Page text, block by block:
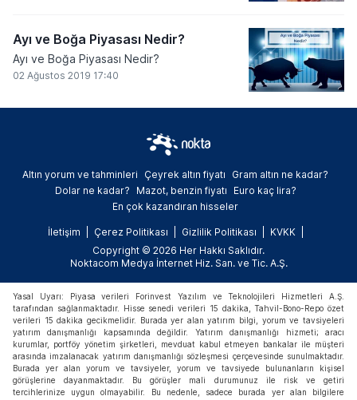
Ayı ve Boğa Piyasası Nedir?
Ayı ve Boğa Piyasası Nedir?
02 Ağustos 2019 17:40
Altın yorum ve tahminleri Çeyrek altın fiyatı
Gram altın ne kadar?
Dolar ne kadar?
Mazot, benzin fiyatı
Euro kaç lira?
En çok kazandıran hisseler
İletişim Çerez Politikası Gizlilik Politikası
KVKK
Copyright © 2026 Her Hakkı Saklıdır.
Noktacom Medya İnternet Hiz. San. ve Tic. A.Ş.
Yasal Uyarı: Piyasa verileri Forinvest Yazılım ve Teknolojileri Hizmetleri A.Ş.
tarafından sağlanmaktadır. Hisse senedi verileri 15 dakika, Tahvil-Bono-Repo özet
verileri 15 dakika gecikmelidir. Burada yer alan yatırım bilgi, yorum ve tavsiyeleri
yatırım danışmanlığı kapsamında değildir. Yatırım danışmanlığı hizmeti; aracı
kurumlar, portföy yönetim şirketleri, mevduat kabul etmeyen bankalar ile müşteri
arasında imzalanacak yatırım danışmanlığı sözleşmesi çerçevesinde sunulmaktadır.
Burada yer alan yorum ve tavsiyeler, yorum ve tavsiyede bulunanların kişisel
görüşlerine dayanmaktadır. Bu görüşler mali durumunuz ile risk ve getiri
tercihlerinize uygun olmayabilir. Bu nedenle, sadece burada yer alan bilgilere